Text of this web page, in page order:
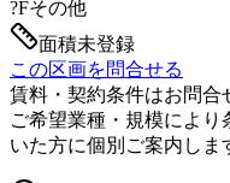
?Fその他
面積未登録
この区画を問合せる
賃料・契約条件はお問合
ご希望業種・規模によ
いた方に個別ご案内しま